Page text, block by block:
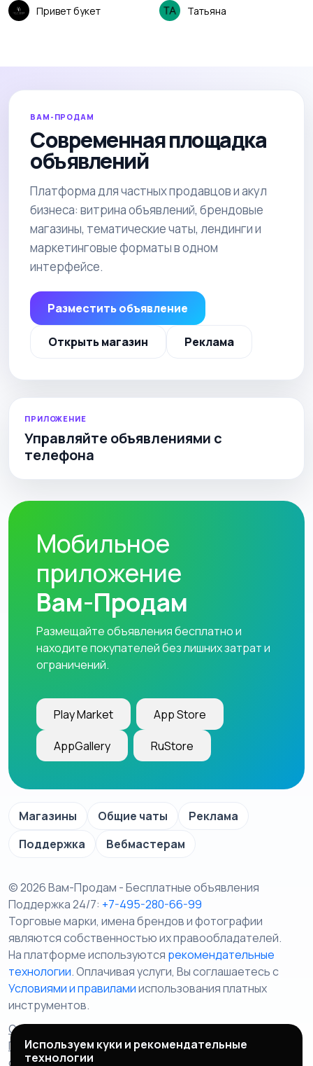
Привет букет Татьяна
ВАМ-ПРОДАМ
Современная площадка
объявлений
Платформа для частных продавцов и акул
бизнеса: витрина объявлений, брендовые
магазины, тематические чаты, лендинги и
маркетинговые форматы в одном
интерфейсе.
Разместить объявление
Открыть магазин Реклама
ПРИЛОЖЕНИЕ
Управляйте объявлениями с
телефона
Мобильное
приложение
Вам-Продам
Размещайте объявления бесплатно и
находите покупателей без лишних затрат и
ограничений.
Play Market App Store
AppGallery RuStore
Магазины Общие чаты
Реклама
Поддержка
Вебмастерам
© 2026 Вам-Продам - Бесплатные объявления
Поддержка 24/7: +7-495-280-66-99
Торговые марки, имена брендов и фотографии
являются собственностью их правообладателей.
На платформе используются рекомендательные
технологии. Оплачивая услуги, Вы соглашаетесь c
Условиями и правиламииспользования платных
инструментов.
Отказ от ответственности
Правила сервиса
Политика конфиденциальности
Пользовательское
соглашение
Запрещенные товары/услуги
Используем куки и рекомендательные
технологии